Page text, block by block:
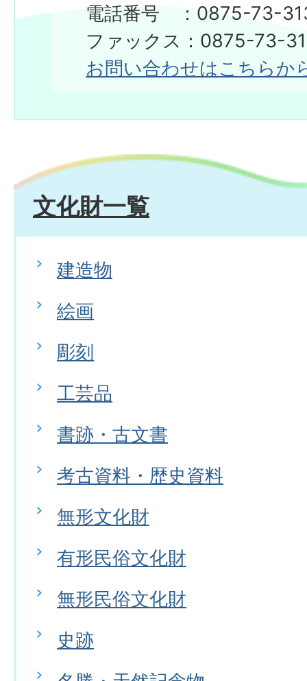
電話番号 ：0875-73-
ファックス：0875-73-
お問い合わせはこちらか
文化財一覧
建造物
絵画
彫刻
工芸品
書跡・古文書
考古資料・歴史資料
無形文化財
有形民俗文化財
無形民俗文化財
史跡